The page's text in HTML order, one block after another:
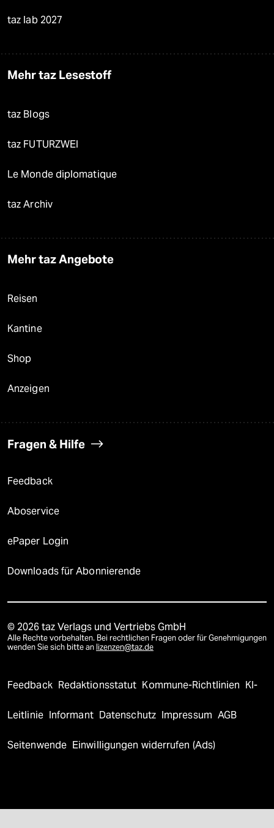
taz lab 2027
Mehr taz Lesestoff
taz Blogs
taz FUTURZWEI
Le Monde diplomatique
taz Archiv
Mehr taz Angebote
Reisen
Kantine
Shop
Anzeigen
Fragen & Hilfe
Feedback
Aboservice
ePaper Login
Downloads für Abonnierende
© 2026 taz Verlags und Vertriebs GmbH
Alle Rechte vorbehalten. Bei rechtlichen Fragen oder für Genehmigungen
wenden Sie sich bitte an lizenzen@taz.de
Feedback Redaktionsstatut Kommune-Richtlinien KI-
Leitlinie Informant Datenschutz Impressum AGB
Seitenwende Einwilligungen widerrufen (Ads)